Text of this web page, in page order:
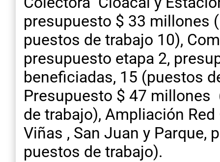
presupuesto $ 33 millones
puestos de trabajo 10),
presupuesto etapa 2,
beneficiadas, 15 (puestos
Presupuesto $ 47 millones
de trabajo), Ampliación
Viñas , San Juan y
puestos de trabajo).